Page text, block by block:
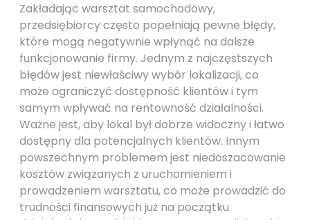
Zakładając warsztat samochodowy,
przedsiębiorcy często popełniają pewne błędy,
które mogą negatywnie wpłynąć na dalsze
funkcjonowanie firmy. Jednym z najczęstszych
błędów jest niewłaściwy wybór lokalizacji, co
może ograniczyć dostępność klientów i tym
samym wpływać na rentowność działalności.
Ważne jest, aby lokal był dobrze widoczny i łatwo
dostępny dla potencjalnych klientów. Innym
powszechnym problemem jest niedoszacowanie
kosztów związanych z uruchomieniem i
prowadzeniem warsztatu, co może prowadzić do
trudności finansowych już na początku